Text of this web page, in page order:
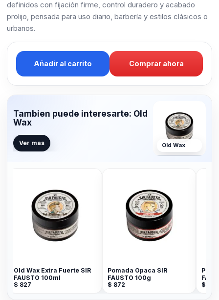
definidos con fijación firme, control duradero y acabado
prolijo, pensada para uso diario, barbería y estilos clásicos o
urbanos.
Añadir al carrito Comprar ahora
Tambien puede interesarte: Old
Wax
Ver mas Old Wax
Old Wax Extra Fuerte SIR
FAUSTO 100ml
$ 827
Pomada Opaca SIR
FAUSTO 100g
$ 872
$